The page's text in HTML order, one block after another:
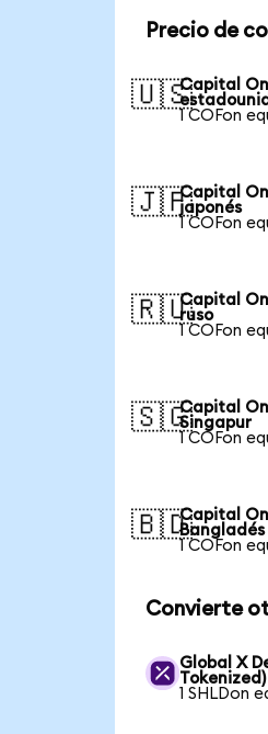
Precio de
🇺🇸Capital
1 COFon
🇯🇵Capital
japonés
1 COFon
🇷🇺Capital
ruso
1 COFon
🇸🇬Capital
Singapur
1 COFon
🇧🇩Capital
Bangladés
1 COFon
Convierte
Global X
1 SHLDon